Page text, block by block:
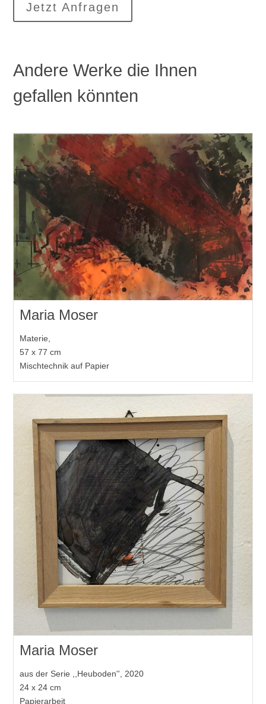
Jetzt Anfragen
Andere Werke die Ihnen
gefallen könnten
Maria Moser
Materie,
57 x 77 cm
Mischtechnik auf Papier
Maria Moser
aus der Serie ,,Heuboden'', 2020
24 x 24 cm
Papierarbeit